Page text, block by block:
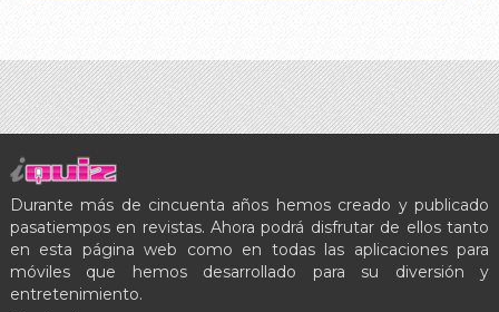
Durante más de cincuenta años hemos creado y publicado
pasatiempos en revistas. Ahora podrá disfrutar de ellos tanto
en esta página web como en todas las aplicaciones para
móviles que hemos desarrollado para su diversión y
entretenimiento.